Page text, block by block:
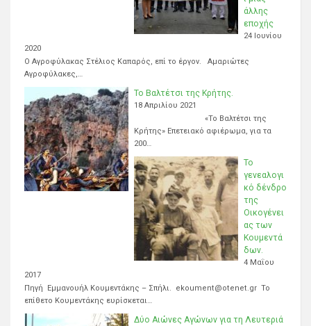
άλλης
εποχής
24 Ιουνίου
2020
Ο Αγροφύλακας Στέλιος Καπαρός, επί το έργον. Αμαριώτες
Αγροφύλακες,…
Το Βαλτέτσι της Κρήτης.
18 Απριλίου 2021
«Το Βαλτέτσι της
Κρήτης» Επετειακό αφιέρωμα, για τα
200…
Το
γενεαλογι
κό δένδρο
της
Οικογένει
ας των
Κουμεντά
δων.
4 Μαΐου
2017
Πηγή Εμμανουήλ Κουμεντάκης – Σπήλι. ekoument@otenet.gr Το
επίθετο Κουμεντάκης ευρίσκεται…
Δύο Αιώνες Αγώνων για τη Λευτεριά